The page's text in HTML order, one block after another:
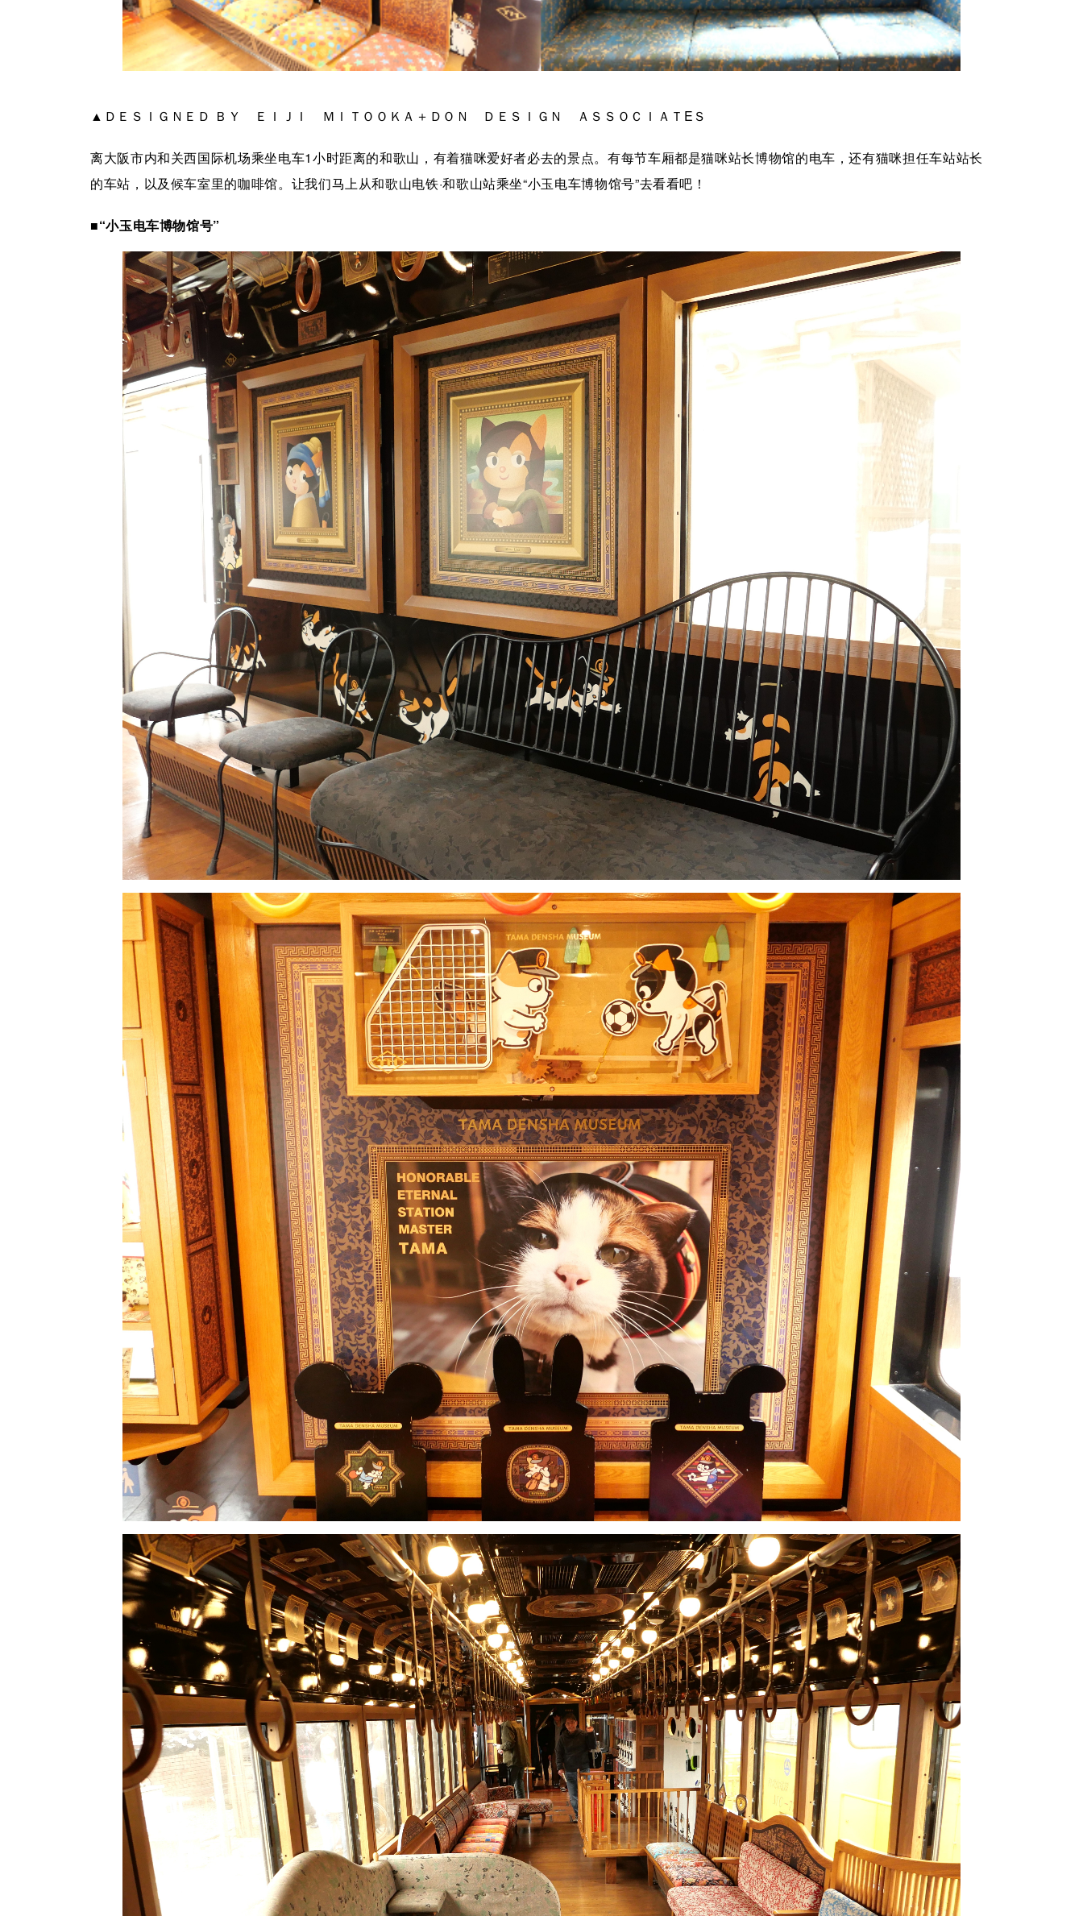
▲ＤＥＳＩＧＮＥＤ ＢＹ ＥＩＪＩ ＭＩＴＯＯＫＡ＋ＤＯＮ ＤＥＳＩＧＮ ＡＳＳＯＣＩＡＴEＳ
离大阪市内和关西国际机场乘坐电车1小时距离的和歌山，有着猫咪爱好者必去的景点。有每节车厢都是猫咪站长博物馆的电车，还有猫咪担任车站站长
的车站，以及候车室里的咖啡馆。让我们马上从和歌山电铁·和歌山站乘坐“小玉电车博物馆号”去看看吧！
■“小玉电车博物馆号”